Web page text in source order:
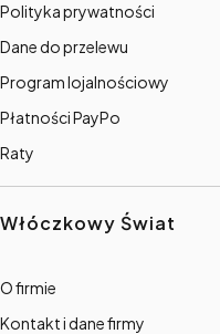
Polityka prywatności
Dane do przelewu
Program lojalnościowy
Płatności PayPo
Raty
Włóczkowy Świat
O firmie
Kontakt i dane firmy